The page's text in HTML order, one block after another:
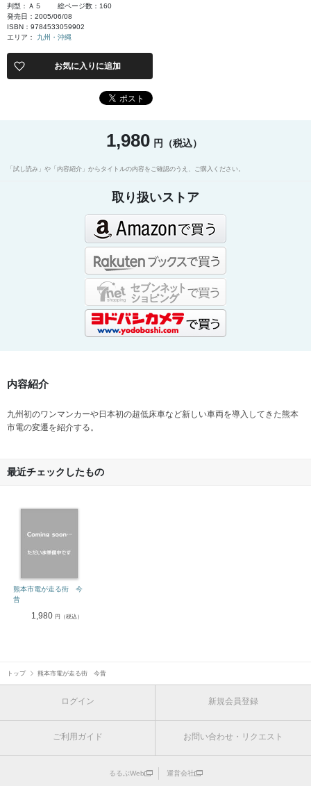
判型：Ａ５
総ページ数：160
発売日：2005/06/08
ISBN：9784533059902
エリア： 九州・沖縄
お気に入りに追加
1,980 円（税込）
「試し読み」や「内容紹介」からタイトルの内容をご確認のうえ、ご購入ください。
取り扱いストア
内容紹介
九州初のワンマンカーや日本初の超低床車など新しい車両を導入してきた熊本
市電の変遷を紹介する。
最近チェックしたもの
熊本市電が走る街 今
昔
1,980円（税込）
トップ 熊本市電が走る街 今昔
ログイン 新規会員登録
ご利用ガイド お問い合わせ・リクエスト
るるぶWeb 運営会社